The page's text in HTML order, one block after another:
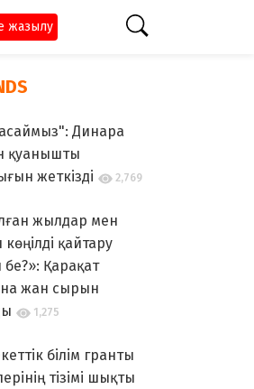
жазылу
Динара
қуанышты
жеткізді
2,769
жылдар мен
көңілді қайтару
бе?»: Қарақат
жан сырын
1,275
білім гранты
тізімі шықты